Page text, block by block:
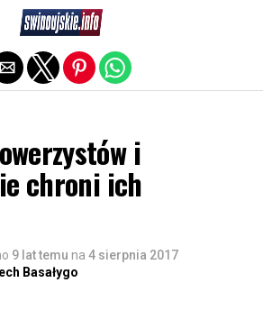
i
chroni ich
9 lat temu na 4 sierpnia 2017
Basałygo
Exit mobile version